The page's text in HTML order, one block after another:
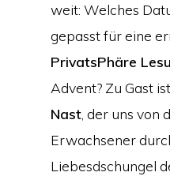
weit: Welches
gepasst für eine
PrivatsPhäre
Advent? Zu Gast
Nast, der uns von
Erwachsener
Liebesdschungel